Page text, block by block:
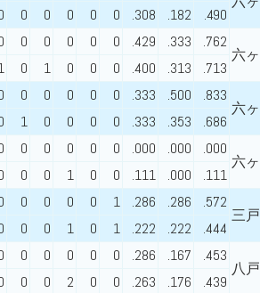
0 0 0 0 0 .308 .182 .490
0 0 0 0 0 .429 .333 .762
六
0 1 0 0 0 .400 .313 .713
0 0 0 0 0 .333 .500 .833
六
1 0 0 0 0 .333 .353 .686
0 0 0 0 0 .000 .000 .000
六
0 0 1 0 0 .111 .000 .111
0 0 0 0 1 .286 .286 .572
三
0 0 1 0 1 .222 .222 .444
0 0 0 0 0 .286 .167 .453
八
0 0 2 0 0 .263 .176 .439